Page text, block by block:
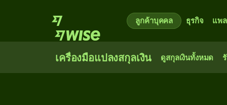
ลูกค้าบุคคล ธุรกิจ แพ
เครื่องมือแปลงสกุลเงิน ดูสกุลเงินทั้งหมด